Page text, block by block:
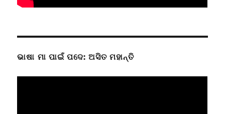
ଭାଷା ମା ପାଇଁ ପଦେ: ଅସିତ ମହାନ୍ତି